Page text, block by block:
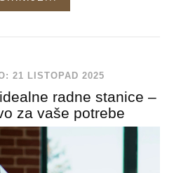
21 LISTOPAD 2025
radne stanice –
za vaše potrebe